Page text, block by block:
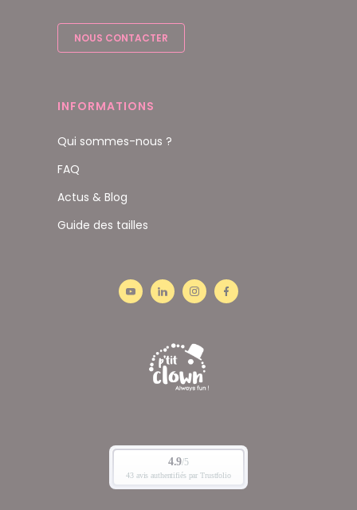
NOUS CONTACTER
INFORMATIONS
Qui sommes-nous ?
FAQ
Actus & Blog
Guide des tailles